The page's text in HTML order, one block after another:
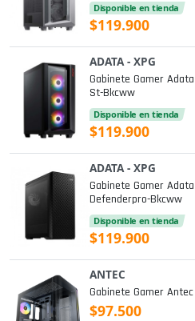
Disponible en tienda
$119.900
ADATA - XPG
Gabinete Gamer
St-Bkcww
Disponible en tienda
$119.900
ADATA - XPG
Gabinete Gamer
Defenderpro-Bkcww
Disponible en tienda
$119.900
ANTEC
$97.500